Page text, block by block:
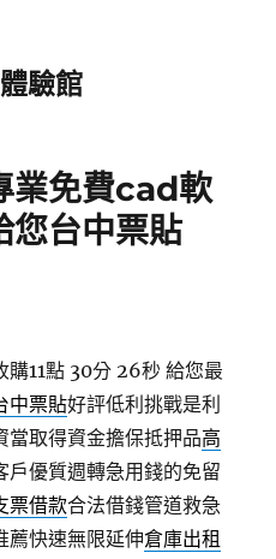
驗館
業免費cad軟
您台中票貼
購11點 30分 26秒給您最
中票貼好評低利挑戰是利
當取得資金擔保抵押品高
戶優質週轉急用錢的免留
票借款合法借錢管道救急
薦快速無限延伸倉庫出租